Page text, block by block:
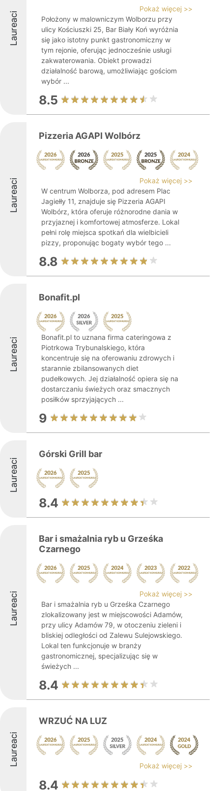
Laureaci
Pokaż więcej >>
Położony w malowniczym Wolborzu przy
ulicy Kościuszki 25, Bar Biały Koń wyróżnia
się jako istotny punkt gastronomiczny w
tym rejonie, oferując jednocześnie usługi
zakwaterowania. Obiekt prowadzi
działalność barową, umożliwiając gościom
wybór ...
8.5
Laureaci
Pizzeria AGAPI Wolbórz
Pokaż więcej >>
W centrum Wolborza, pod adresem Plac
Jagiełły 11, znajduje się Pizzeria AGAPI
Wolbórz, która oferuje różnorodne dania w
przyjaznej i komfortowej atmosferze. Lokal
pełni rolę miejsca spotkań dla wielbicieli
pizzy, proponując bogaty wybór tego ...
8.8
Laureaci
Bonafit.pl
Bonafit.pl to uznana firma cateringowa z
Piotrkowa Trybunalskiego, która
koncentruje się na oferowaniu zdrowych i
starannie zbilansowanych diet
pudełkowych. Jej działalność opiera się na
dostarczaniu świeżych oraz smacznych
posiłków sprzyjających ...
9
Laureaci
Górski Grill bar
8.4
Laureaci
Bar i smażalnia ryb u Grześka
Czarnego
Pokaż więcej >>
Bar i smażalnia ryb u Grześka Czarnego
zlokalizowany jest w miejscowości Adamów,
przy ulicy Adamów 79, w otoczeniu zieleni i
bliskiej odległości od Zalewu Sulejowskiego.
Lokal ten funkcjonuje w branży
gastronomicznej, specjalizując się w
świeżych ...
8.4
Laureaci
WRZUĆ NA LUZ
Pokaż więcej >>
8.4